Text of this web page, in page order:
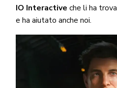
IO Interactive che li ha
e ha aiutato anche noi.